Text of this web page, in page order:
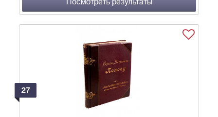
Посмотреть результаты
27